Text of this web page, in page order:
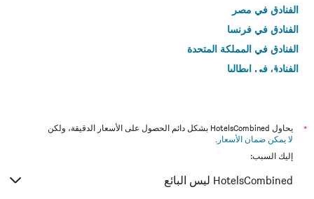
الفنادق في مصر
الفنادق في فرنسا
الفنادق في المملكة المتحدة
الفنادق في إيطاليا
*
يحاول HotelsCombined بشكل دائم الحصول على الأسعار الدقيقة، ولكن
لا يمكن ضمان الأسعار .
إليك السبب:
HotelsCombined ليس البائع